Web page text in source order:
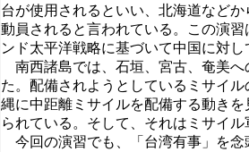
台が使用されるといい、北海道など
動員されると言われている。この演
ンド太平洋戦略に基づいて中国に対
南西諸島では、石垣、宮古、奄美へ
た。配備されようとしているミサイ
縄に中距離ミサイルを配備する動き
られている。そして、それはミサイ
今回の演習でも、「台湾有事」を念